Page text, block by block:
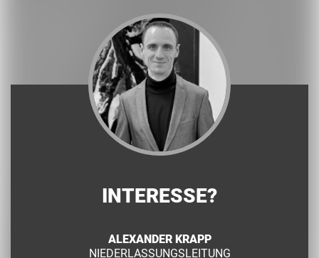
INTERESSE?
ALEXANDER KRAPP
NIEDERLASSUNGSLEITUNG